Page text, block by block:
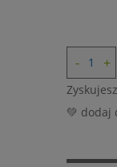
Zyskujesz
💚 dodaj